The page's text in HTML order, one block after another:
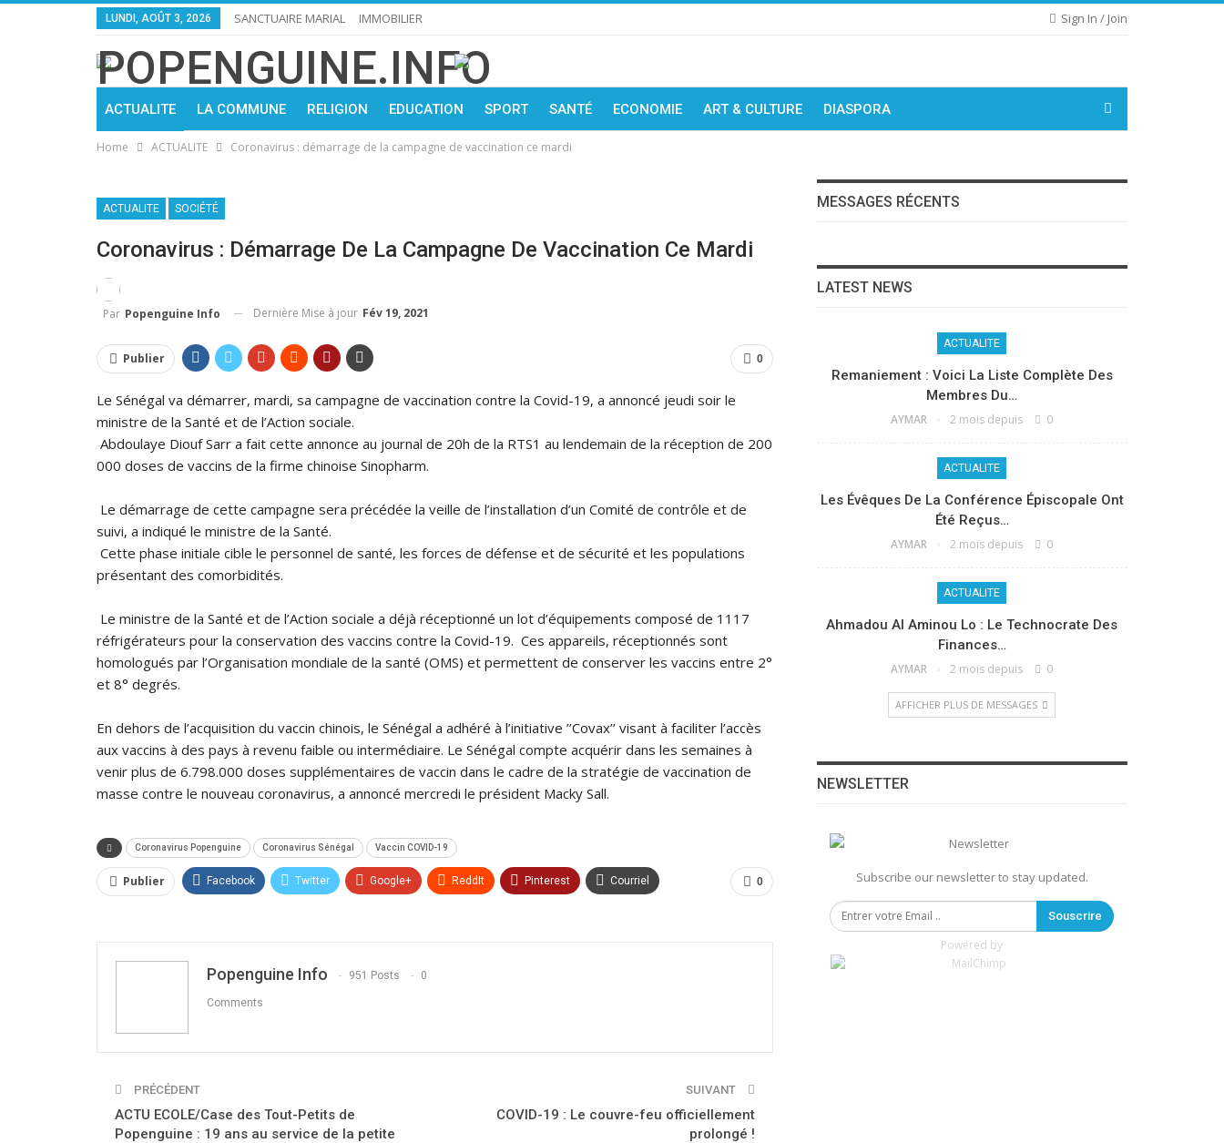
Sign In / Join
LUNDI, AOÛT 3, 2026 SANCTUAIRE MARIAL IMMOBILIER
ACTUALITE LA COMMUNE RELIGION EDUCATION SPORT SANTÉ ECONOMIE ART & CULTURE DIASPORA
Home ACTUALITE Coronavirus : démarrage de la campagne de vaccination ce mardi
ACTUALITE SOCIÉTÉ
Coronavirus : Démarrage De La Campagne De Vaccination Ce Mardi
Par Popenguine Info Dernière Mise à jour Fév 19, 2021
0
Publier
Le Sénégal va démarrer, mardi, sa campagne de vaccination contre la Covid-19, a annoncé jeudi soir le
ministre de la Santé et de l’Action sociale.
Abdoulaye Diouf Sarr a fait cette annonce au journal de 20h de la RTS1 au lendemain de la réception de 200
000 doses de vaccins de la firme chinoise Sinopharm.
Le démarrage de cette campagne sera précédée la veille de l’installation d’un Comité de contrôle et de
suivi, a indiqué le ministre de la Santé.
Cette phase initiale cible le personnel de santé, les forces de défense et de sécurité et les populations
présentant des comorbidités.
Le ministre de la Santé et de l’Action sociale a déjà réceptionné un lot d’équipements composé de 1117
réfrigérateurs pour la conservation des vaccins contre la Covid-19. Ces appareils, réceptionnés sont
homologués par l’Organisation mondiale de la santé (OMS) et permettent de conserver les vaccins entre 2°
et 8° degrés.
En dehors de l’acquisition du vaccin chinois, le Sénégal a adhéré à l’initiative ’’Covax’’ visant à faciliter l’accès
aux vaccins à des pays à revenu faible ou intermédiaire. Le Sénégal compte acquérir dans les semaines à
venir plus de 6.798.000 doses supplémentaires de vaccin dans le cadre de la stratégie de vaccination de
masse contre le nouveau coronavirus, a annoncé mercredi le président Macky Sall.
Coronavirus Popenguine Coronavirus Sénégal Vaccin COVID-19
0
Publier Facebook Twitter Google+ ReddIt Pinterest Courriel
Popenguine Info 951 Posts 0
Comments
PRÉCÉDENT
ACTU ECOLE/Case des Tout-Petits de
Popenguine : 19 ans au service de la petite
SUIVANT
COVID-19 : Le couvre-feu officiellement
prolongé !
MESSAGES RÉCENTS
LATEST NEWS
ACTUALITE
Remaniement : Voici La Liste Complète Des
Membres Du…
AYMAR 2 mois depuis 0
ACTUALITE
Les Évêques De La Conférence Épiscopale Ont
Été Reçus…
AYMAR 2 mois depuis 0
ACTUALITE
Ahmadou Al Aminou Lo : Le Technocrate Des
Finances…
AYMAR 2 mois depuis 0
AFFICHER PLUS DE MESSAGES
NEWSLETTER
Subscribe our newsletter to stay updated.
Souscrire
Powered by